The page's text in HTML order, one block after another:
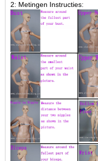
2: Metingen Instructies: